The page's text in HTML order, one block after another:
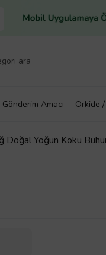
Gönderim Amacı Orkide
Doğal Yoğun Koku